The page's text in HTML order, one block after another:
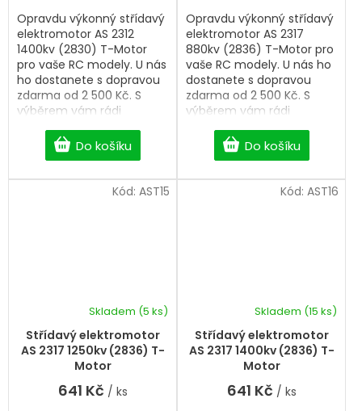
Do košíku
Opravdu výkonný střídavý
elektromotor AS 2312
1400kv (2830) T-Motor
pro vaše RC modely. U nás
ho dostanete s dopravou
zdarma od 2 500 Kč. S
výběrem vám rádi
pomůžeme.
Do košíku
Opravdu výkonný střídavý
elektromotor AS 2317
880kv (2836) T-Motor pro
vaše RC modely. U nás ho
dostanete s dopravou
zdarma od 2 500 Kč. S
výběrem vám rádi
pomůžeme.
Střídavý elektromotor
AS 2317 1250kv (2836) T-
Motor
Skladem (5 ks)
641 Kč / ks
Kód: AST15
Střídavý elektromotor
AS 2317 1400kv (2836) T-
Motor
Skladem (15 ks)
641 Kč / ks
Kód: AST16